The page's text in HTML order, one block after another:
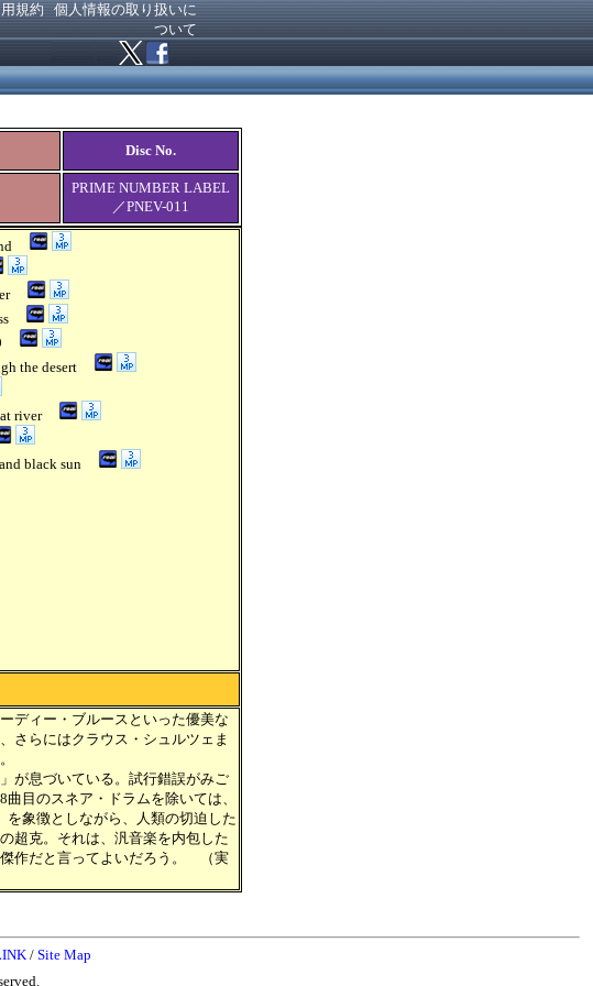
規約
個人情報の取り扱いに
ついて
Disc No.
PRIME NUMBER LABEL
／PNEV-011
the desert
river
black sun
ディー・ブルースといった優美な
さらにはクラウス・シュルツェま
が息づいている。試行錯誤がみご
目のスネア・ドラムを除いては、
象徴としながら、人類の切迫した
超克。それは、汎音楽を内包した
作だと言ってよいだろう。 （実
/ Site Map